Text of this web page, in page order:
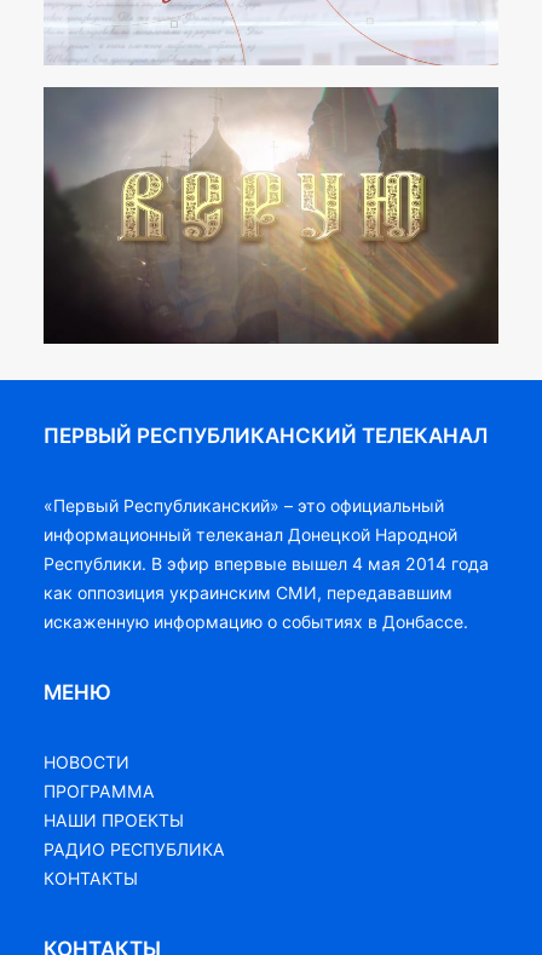
ПЕРВЫЙ РЕСПУБЛИКАНСКИЙ ТЕЛЕКАНАЛ
«Первый Республиканский» – это официальный
информационный телеканал Донецкой Народной
Республики. В эфир впервые вышел 4 мая 2014 года
как оппозиция украинским СМИ, передававшим
искаженную информацию о событиях в Донбассе.
МЕНЮ
НОВОСТИ
ПРОГРАММА
НАШИ ПРОЕКТЫ
РАДИО РЕСПУБЛИКА
КОНТАКТЫ
КОНТАКТЫ